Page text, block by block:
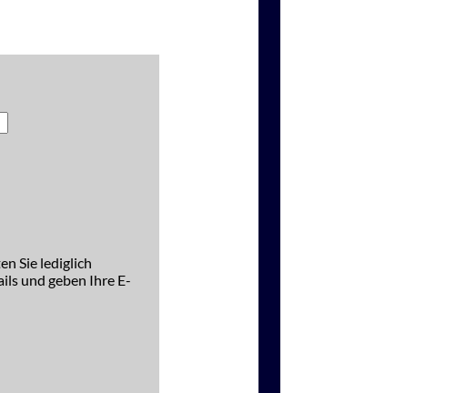
Sie lediglich
und geben Ihre E-